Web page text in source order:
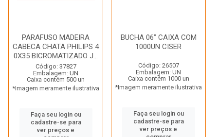
PARAFUSO MADEIRA
CABECA CHATA PHILIPS 4
0X35 BICROMATIZADO J...
Código: 37827
Embalagem: UN
Caixa contém 500 un
*Imagem meramente ilustrativa
Faça seu login ou
cadastre-se para
ver preços e
BUCHA 06” CAIXA COM
1000UN CISER
Código: 26507
Embalagem: UN
Caixa contém 1000 un
*Imagem meramente ilustrativa
Faça seu login ou
cadastre-se para
ver preços e